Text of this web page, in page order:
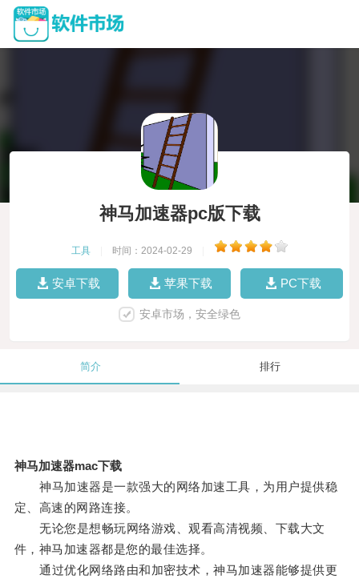
神马加速器pc版下载
工具 时间：2024-02-29
安卓下载 苹果下载 PC下载
安卓市场，安全绿色
简介 排行
神马加速器mac下载
神马加速器是一款强大的网络加速工具，为用户提供稳
定、高速的网路连接。
无论您是想畅玩网络游戏、观看高清视频、下载大文
件，神马加速器都是您的最佳选择。
通过优化网络路由和加密技术，神马加速器能够提供更